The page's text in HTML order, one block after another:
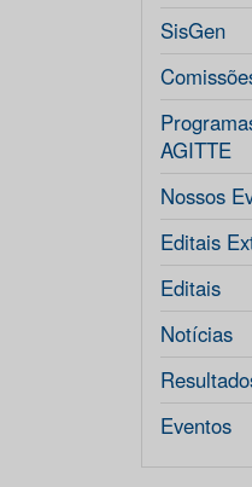
SisGen
AGITTE
Nossos
Editais
Editais
Notícias
Eventos